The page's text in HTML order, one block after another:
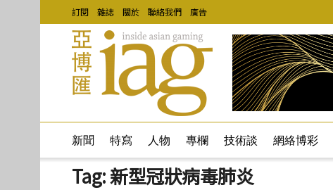
訂閱 雜誌 關於 聯絡我們 廣告
新聞 特寫 人物 專欄 技術談 網絡博彩
Tag:新型冠狀病毒肺炎